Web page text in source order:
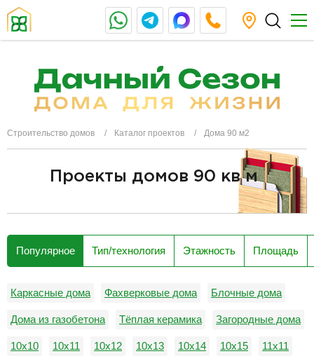
Строительство домов Каталог проектов Дома 90 м2
Проекты домов 90 кв м
Популярное Тип/технология Этажность Площадь
Каркасные дома Фахверковые дома Блочные дома
Дома из газобетона Тёплая керамика Загородные дома
10х10 10х11 10х12 10х13 10х14 10х15 11х11